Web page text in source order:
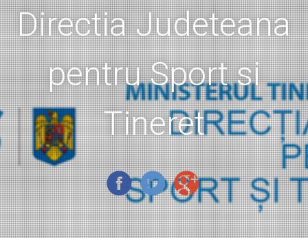
Directia Judeteana
pentru Sport si
Tineret